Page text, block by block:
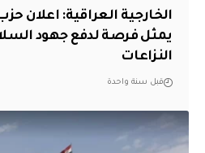
الخارجية العراقية: اعلان
يمثل فرصة لدفع جهود
النزاعات
قبل سنة واحدة